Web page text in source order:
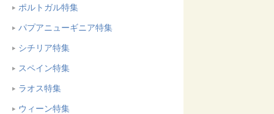
ポルトガル特集
パプアニューギニア特集
シチリア特集
スペイン特集
ラオス特集
ウィーン特集